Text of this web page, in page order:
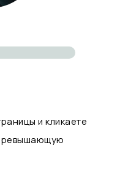
и кликаете